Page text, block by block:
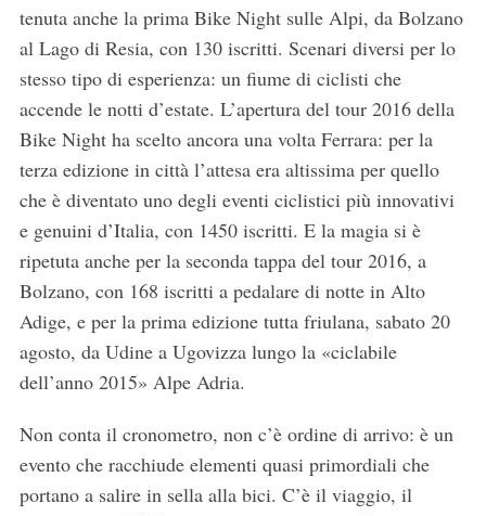
tenuta anche la prima Bike Night sulle Alpi, da Bolzano
al Lago di Resia, con 130 iscritti. Scenari diversi per lo
stesso tipo di esperienza: un fiume di ciclisti che
accende le notti d’estate. L’apertura del tour 2016 della
Bike Night ha scelto ancora una volta Ferrara: per la
terza edizione in città l’attesa era altissima per quello
che è diventato uno degli eventi ciclistici più innovativi
e genuini d’Italia, con 1450 iscritti. E la magia si è
ripetuta anche per la seconda tappa del tour 2016, a
Bolzano, con 168 iscritti a pedalare di notte in Alto
Adige, e per la prima edizione tutta friulana, sabato 20
agosto, da Udine a Ugovizza lungo la «ciclabile
dell’anno 2015» Alpe Adria.
Non conta il cronometro, non c’è ordine di arrivo: è un
evento che racchiude elementi quasi primordiali che
portano a salire in sella alla bici. C’è il viaggio, il